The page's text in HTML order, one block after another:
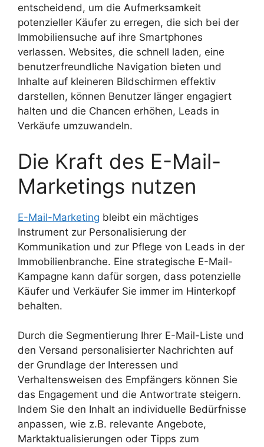
entscheidend, um die Aufmerksamkeit
potenzieller Käufer zu erregen, die sich bei der
Immobiliensuche auf ihre Smartphones
verlassen. Websites, die schnell laden, eine
benutzerfreundliche Navigation bieten und
Inhalte auf kleineren Bildschirmen effektiv
darstellen, können Benutzer länger engagiert
halten und die Chancen erhöhen, Leads in
Verkäufe umzuwandeln.
Die Kraft des E-Mail-
Marketings nutzen
E-Mail-Marketing bleibt ein mächtiges
Instrument zur Personalisierung der
Kommunikation und zur Pflege von Leads in der
Immobilienbranche. Eine strategische E-Mail-
Kampagne kann dafür sorgen, dass potenzielle
Käufer und Verkäufer Sie immer im Hinterkopf
behalten.
Durch die Segmentierung Ihrer E-Mail-Liste und
den Versand personalisierter Nachrichten auf
der Grundlage der Interessen und
Verhaltensweisen des Empfängers können Sie
das Engagement und die Antwortrate steigern.
Indem Sie den Inhalt an individuelle Bedürfnisse
anpassen, wie z.B. relevante Angebote,
Marktaktualisierungen oder Tipps zum